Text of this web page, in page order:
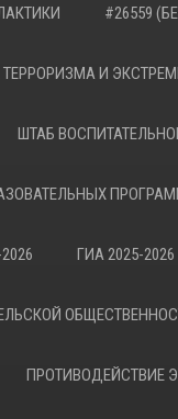
#26559
И
ШТАБ
ГИА 2025-2026
ПРОТИВОДЕЙСТВИЕ